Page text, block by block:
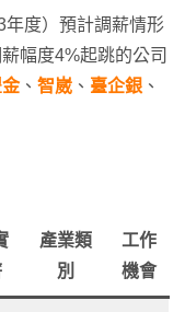
度）預計調薪情形
幅度4%起跳的公司
、 智崴 、 臺企銀 、
產業類
別
工作
機會